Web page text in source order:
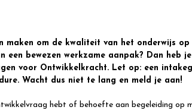
maken om de kwaliteit van het onderwijs op
een bewezen werkzame aanpak? Dan heb
voor Ontwikkelkracht. Let op: een
Wacht dus niet te lang en meld je aan!
hebt of behoefte aan begeleiding op